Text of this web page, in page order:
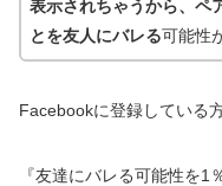
表示されちゃうから、ペ
とを友人にバレる可能性
Facebookに登録している
『友達にバレる可能性を